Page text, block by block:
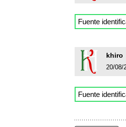
Fuente
khiro
20/08/
Fuente